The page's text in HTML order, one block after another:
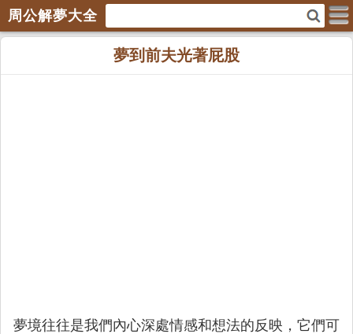
周公解夢大全
夢到前夫光著屁股
夢境往往是我們內心深處情感和想法的反映，它們可